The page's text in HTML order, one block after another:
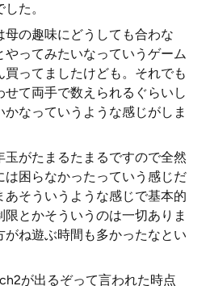
た。
母の趣味にどうしても合わな
ってみたいなっていうゲーム
ってましたけども。それでも
て両手で数えられるぐらいし
なっていうような感じがしま
玉がたまるたまるですので全然
は困らなかったっていう感じだ
あそういうような感じで基本的
とかそういうのは一切ありま
ね遊ぶ時間も多かったなとい
が出るぞって言われた時点